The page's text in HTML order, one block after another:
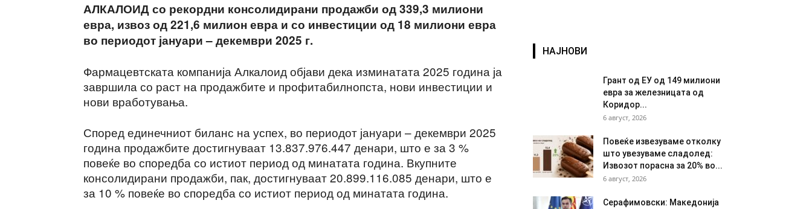
АЛКАЛОИД со рекордни консолидирани продажби од 339,3 милиони
евра, извоз од 221,6 милион евра и со инвестиции од 18 милиони евра
во периодот јануари – декември 2025 г.
Фармацевтската компанија Алкалоид објави дека изминатата 2025 година ја
завршила со раст на продажбите и профитабилнопста, нови инвестиции и
нови вработувања.
Според единечниот биланс на успех, во периодот јануари – декември 2025
година продажбите достигнуваат 13.837.976.447 денари, што е за 3 %
повеќе во споредба со истиот период од минатата година. Вкупните
консолидирани продажби, пак, достигнуваат 20.899.116.085 денари, што е
за 10 % повеќе во споредба со истиот период од минатата година.
НАЈНОВИ
Грант од ЕУ од 149 милиони
евра за железницата од
Коридор...
6 август, 2026
Повеќе извезуваме отколку
што увезуваме сладолед:
Извозот порасна за 20% во...
6 август, 2026
Серафимовски: Македонија